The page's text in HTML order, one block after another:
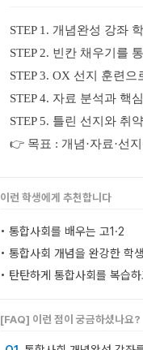
STEP 1. 개념완성 강좌
STEP 2. 빈칸 채우기를
STEP 3. OX 선지 훈련
STEP 4. 자료 분석과 핵
STEP 5. 틀린 선지와 취
👉 목표 : 개념·자료·선
이런 학생에게 추천합니다
• 통합사회를 배우는 고1·2
• 통합사회 개념을 완강한 학생
• 탄탄하게 통합사회를 복습
[FAQ] 이런 점이 궁금하셨나요?